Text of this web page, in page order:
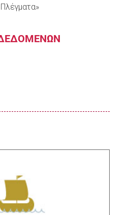
ΔΕΔΟΜΕΝΩΝ
οικονομική μετανάστευση
Ιταλιώτες και
στον ελλαδικό
χώρο